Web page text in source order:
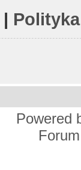
Powered